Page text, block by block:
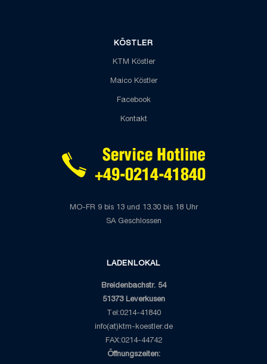
KÖSTLER
KTM Köstler
Maico Köstler
Facebook
Kontakt
MO-FR 9 bis 13 und 13.30 bis 18 Uhr
SA Geschlossen
LADENLOKAL
Breidenbachstr. 54
51373 Leverkusen
Tel:0214-41840
info(at)ktm-koestler.de
FAX:0214-44742
Öffnungszeiten: